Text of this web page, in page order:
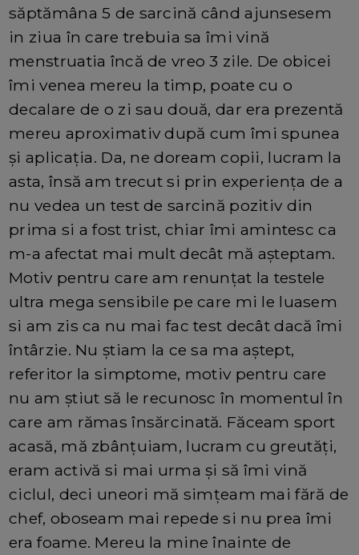
săptămâna 5 de sarcină când ajunsesem
in ziua în care trebuia sa îmi vină
menstruatia încă de vreo 3 zile. De obicei
îmi venea mereu la timp, poate cu o
decalare de o zi sau două, dar era prezentă
mereu aproximativ după cum îmi spunea
și aplicația. Da, ne doream copii, lucram la
asta, însă am trecut si prin experiența de a
nu vedea un test de sarcină pozitiv din
prima si a fost trist, chiar îmi amintesc ca
m-a afectat mai mult decât mă așteptam.
Motiv pentru care am renunțat la testele
ultra mega sensibile pe care mi le luasem
si am zis ca nu mai fac test decât dacă îmi
întârzie. Nu știam la ce sa ma aștept,
referitor la simptome, motiv pentru care
nu am știut să le recunosc în momentul în
care am rămas însărcinată. Făceam sport
acasă, mă zbânțuiam, lucram cu greutăți,
eram activă si mai urma și să îmi vină
ciclul, deci uneori mă simțeam mai fără de
chef, oboseam mai repede si nu prea îmi
era foame. Mereu la mine înainte de